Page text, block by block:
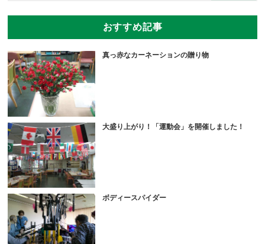
おすすめ記事
真っ赤なカーネーションの贈り物
大盛り上がり！「運動会」を開催しました！
ボディースパイダー